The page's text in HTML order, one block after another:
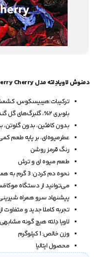
دمنوش لاویادِلته مدل Blueberry Cherry (1 کیلوگرم)
ترکیبات:هیبیسکوس، کشمش
بلوبری ۲٪، گلبرگ‌های گل گندم، گیلاس ۰.۵٪.
بدون کافئین، بدون گلوتن،
عطرمیوه‌ای، بر پایه طعم
رنگ قرمز روشن
طعم میوه ای و ترش
نحوه دم کردن: 3 گرم به همراه 200 میل آب 90 درجه به مدت 5 دقیقه
می‌توانید از دستگاه
پیشنهاد سرو همراه
تجربه کاملا جدید و
لاویا دِلته هیچ گونه
وزن خالص: 1 کیلوگرم
محصول ایتالیا